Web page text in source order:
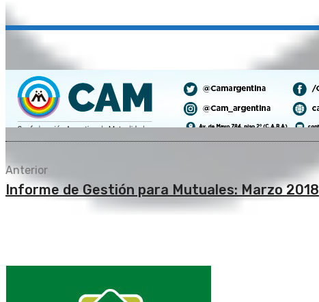
Anterior
Informe de Gestión para Mutuales: Marzo 2018